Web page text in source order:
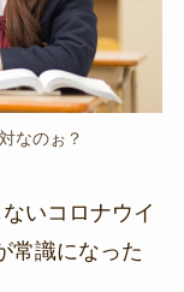
なのぉ？
いコロナウイ
常識になった